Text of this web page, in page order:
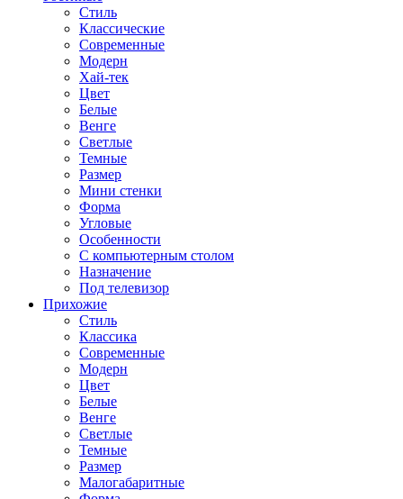
Стиль
Классические
Современные
Модерн
Хай-тек
Цвет
Белые
Венге
Светлые
Темные
Размер
Мини стенки
Форма
Угловые
Особенности
С компьютерным столом
Назначение
Под телевизор
Прихожие
Стиль
Классика
Современные
Модерн
Цвет
Белые
Венге
Светлые
Темные
Размер
Малогабаритные